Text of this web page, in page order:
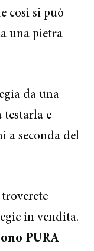
così si può
una pietra
da una
e
a seconda del
in vendita.
PURA